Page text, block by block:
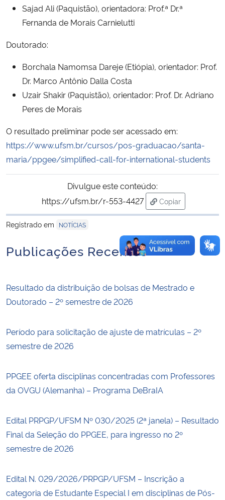
Secretaria de Governo
Gabinete de Segurança Institucional
Advocacia-Geral da União
Banco Central do Brasil
Sajad Ali (Paquistão), orientadora: Prof.ª Dr.ª
Fernanda de Morais Carnielutti
Doutorado:
Borchala Namomsa Dareje (Etiópia), orientador: Prof.
Dr. Marco Antônio Dalla Costa
Uzair Shakir (Paquistão), orientador: Prof. Dr. Adriano
Peres de Morais
O resultado preliminar pode ser acessado em:
https://www.ufsm.br/cursos/pos-graduacao/santa-
maria/ppgee/simplified-call-for-international-students
Divulgue este conteúdo:
https://ufsm.br/r-553-4427
Copiar
para área de
Registrado em
NOTÍCIAS
Publicações Recentes
Resultado da distribuição de bolsas de Mestrado e
Doutorado – 2º semestre de 2026
Período para solicitação de ajuste de matrículas – 2º
semestre de 2026
PPGEE oferta disciplinas concentradas com Professores
da OVGU (Alemanha) – Programa DeBraIA
Edital PRPGP/UFSM Nº 030/2025 (2ª janela) – Resultado
Final da Seleção do PPGEE, para ingresso no 2º
semestre de 2026
Edital N. 029/2026/PRPGP/UFSM – Inscrição a
categoria de Estudante Especial I em disciplinas de Pós-